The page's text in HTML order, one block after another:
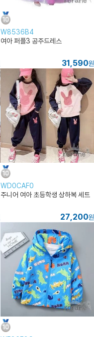
W8536B4
여아 퍼플3 공주드레스
31,590원
WD0CAF0
주니어 여아 초등학생 상하복 세트
27,200원